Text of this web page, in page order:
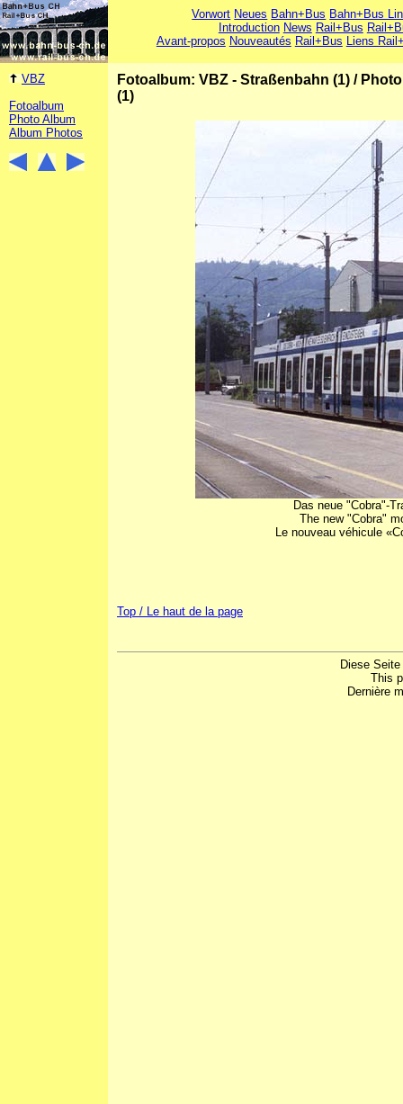
Vorwort Neues Bahn+Bus Bahn+Bus
Introduction News Rail+Bus
Avant-propos Nouveautés Rail+Bus Liens
VBZ
Fotoalbum
Photo Album
Album Photos
Fotoalbum: VBZ - Straßenbahn (1) /
(1)
Das neue "Cobra"-
The new "Cobra"
Le nouveau véhicule
Top / Le haut de la page
Diese
This
Dernière